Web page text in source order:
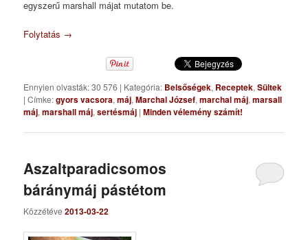
egyszerű marshall májat mutatom be.
Folytatás →
Ennyien olvasták: 30 576 | Kategória: Belsőségek, Receptek,Sültek
|Címke:gyors vacsora,máj,Marchal József,marchal máj,marsall
máj,marshall máj,sertésmáj |Minden vélemény számít!
Aszaltparadicsomos
báránymáj pástétom
Közzétéve2013-03-22